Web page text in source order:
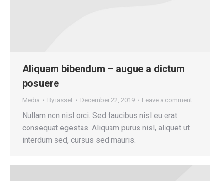
Aliquam bibendum – augue a dictum
posuere
Media By iasset December 22, 2019 Leave a comment
Nullam non nisl orci. Sed faucibus nisl eu erat
consequat egestas. Aliquam purus nisl, aliquet ut
interdum sed, cursus sed mauris.